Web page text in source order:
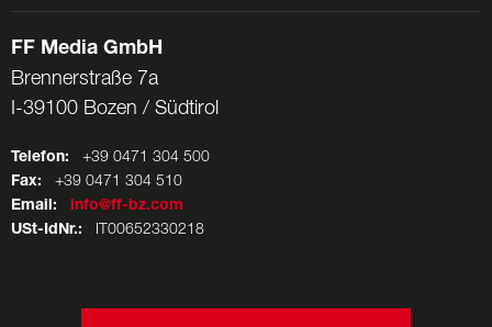
FF Media GmbH
Brennerstraße 7a
I-39100 Bozen / Südtirol
Telefon: +39 0471 304 500
Fax: +39 0471 304 510
Email:
info@ff-bz.com
USt-IdNr.: IT00652330218